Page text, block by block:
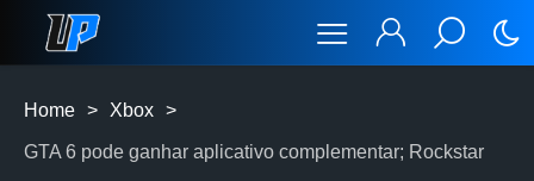
Home > Xbox >
GTA 6 pode ganhar aplicativo complementar; Rockstar